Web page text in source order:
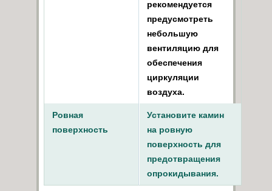
рекомендуется
предусмотреть
небольшую
вентиляцию для
обеспечения
циркуляции
воздуха.
Ровная
поверхность
Установите камин
на ровную
поверхность для
предотвращения
опрокидывания.